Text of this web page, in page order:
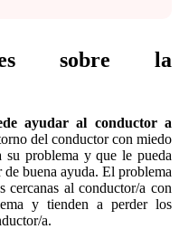
sobre la
ayudar al conductor a
del conductor con miedo
su problema y que le pueda
buena ayuda. El problema
cercanas al conductor/a con
y tienden a perder los
a.